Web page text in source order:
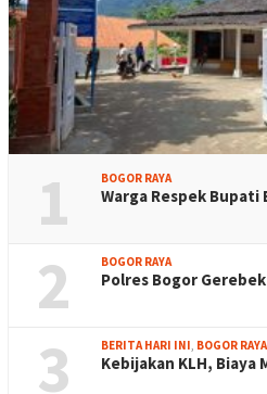
1 BOGOR RAYA
Warga Respek
2 BOGOR RAYA
Polres Bogor
3 BERITA HARI INI, BOGOR RAYA
Kebijakan KLH, Biaya